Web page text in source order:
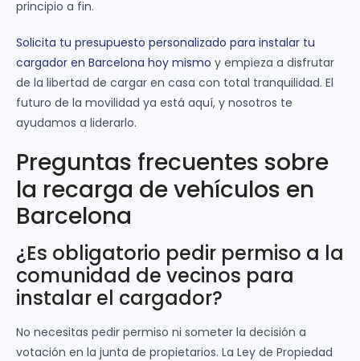
principio a fin.
Solicita tu presupuesto personalizado para instalar tu
cargador en Barcelona hoy mismo y empieza a disfrutar
de la libertad de cargar en casa con total tranquilidad. El
futuro de la movilidad ya está aquí, y nosotros te
ayudamos a liderarlo.
Preguntas frecuentes sobre
la recarga de vehículos en
Barcelona
¿Es obligatorio pedir permiso a la
comunidad de vecinos para
instalar el cargador?
No necesitas pedir permiso ni someter la decisión a
votación en la junta de propietarios. La Ley de Propiedad